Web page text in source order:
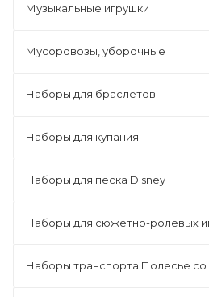
Музыкальные игрушки
Мусоровозы, уборочные
Наборы для браслетов
Наборы для купания
Наборы для песка Disney
Наборы для сюжетно-ролевых
Наборы транспорта Полесье со